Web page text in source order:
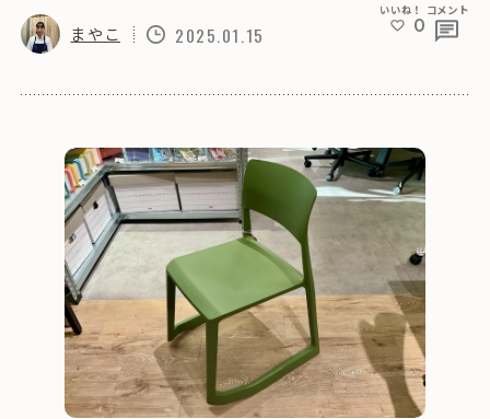
まやこ 2025.01.15
いいね！
0
コメント